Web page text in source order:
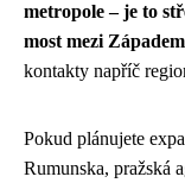
metropole – je to
most mezi
kontakty napříč
Pokud plánujete
Rumunska, pražská